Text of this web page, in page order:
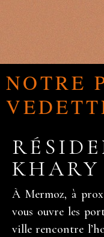
NOTRE
KHARY
À Mermoz, à
vous ouvre les
ville rencontre